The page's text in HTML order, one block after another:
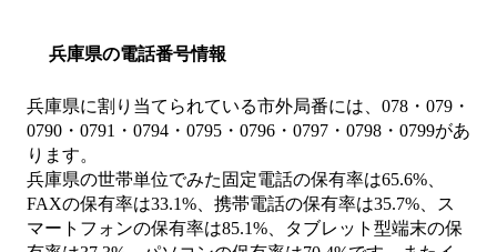
兵庫県の電話番号情報
兵庫県に割り当てられている市外局番には、078・079・
0790・0791・0794・0795・0796・0797・0798・0799があ
ります。
兵庫県の世帯単位でみた固定電話の保有率は65.6%、
FAXの保有率は33.1%、携帯電話の保有率は35.7%、ス
マートフォンの保有率は85.1%、タブレット型端末の保